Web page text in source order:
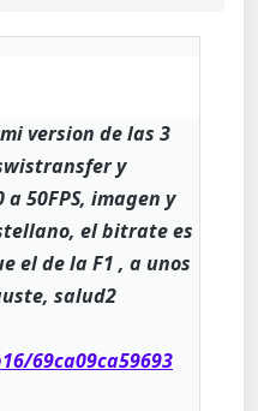
version de las 3
y
50FPS, imagen y
el bitrate es
el de la F1 , a unos
salud2
69ca09ca59693